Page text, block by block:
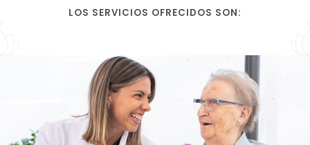
LOS SERVICIOS OFRECIDOS SON: